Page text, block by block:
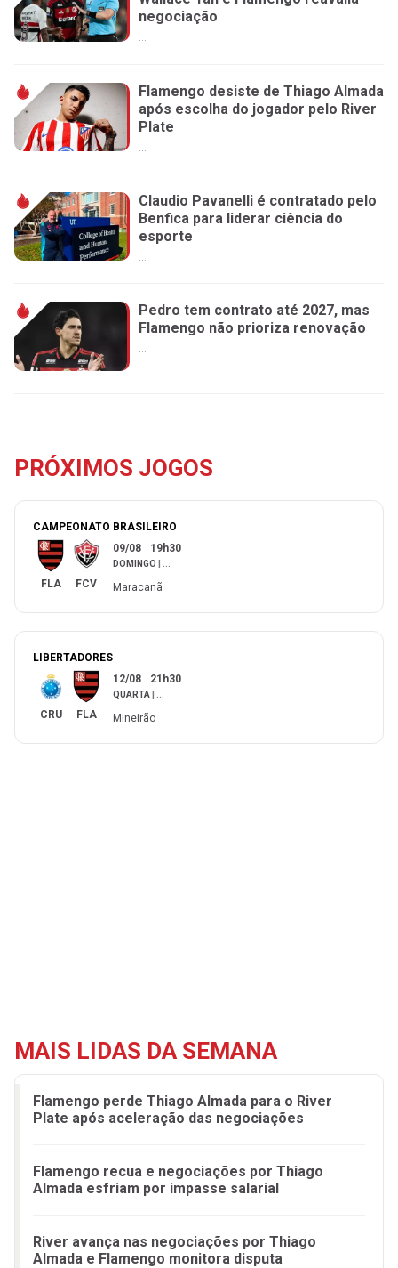
negociação
...
Flamengo desiste de Thiago Almada
após escolha do jogador pelo River
Plate
Claudio Pavanelli é contratado pelo
Benfica para liderar ciência do
esporte
...
Pedro tem contrato até 2027, mas
Flamengo não prioriza renovação
...
PRÓXIMOS JOGOS
CAMPEONATO BRASILEIRO
FLA FCV
09/08 19h30
DOMINGO
Maracanã
LIBERTADORES
CRU FLA
12/08 21h30
QUARTA
Mineirão
MAIS LIDAS DA SEMANA
Flamengo perde Thiago Almada para o River
Plate após aceleração das negociações
Flamengo recua e negociações por Thiago
Almada esfriam por impasse salarial
River avança nas negociações por Thiago
Almada e Flamengo monitora disputa